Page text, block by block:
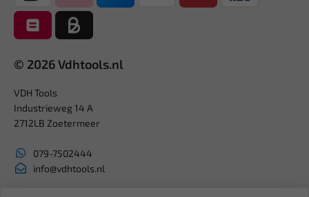
© 2026 Vdhtools.nl
VDH Tools
Industrieweg 14 A
2712LB Zoetermeer
079-7502444
info@vdhtools.nl